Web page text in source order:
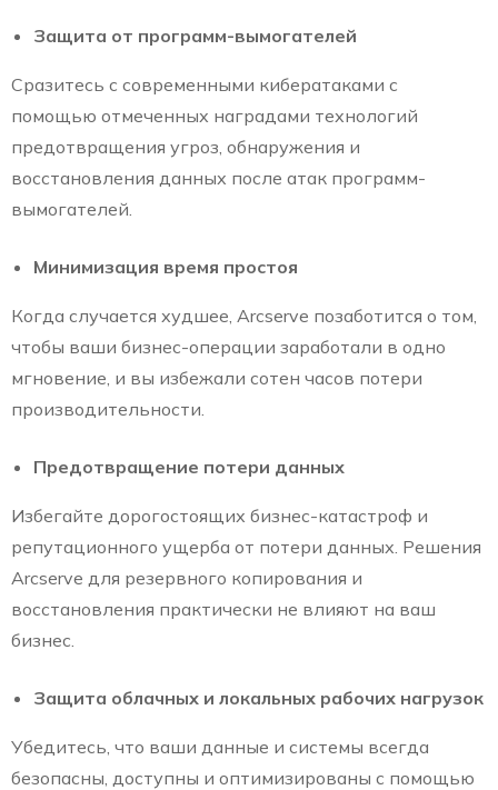
Защита от программ-вымогателей
Сразитесь с современными кибератаками с
помощью отмеченных наградами технологий
предотвращения угроз, обнаружения и
восстановления данных после атак программ-
вымогателей.
Минимизация время простоя
Когда случается худшее, Arcserve позаботится о том,
чтобы ваши бизнес-операции заработали в одно
мгновение, и вы избежали сотен часов потери
производительности.
Предотвращение потери данных
Избегайте дорогостоящих бизнес-катастроф и
репутационного ущерба от потери данных. Решения
Arcserve для резервного копирования и
восстановления практически не влияют на ваш
бизнес.
Защита облачных и локальных рабочих нагрузок
Убедитесь, что ваши данные и системы всегда
безопасны, доступны и оптимизированы с помощью